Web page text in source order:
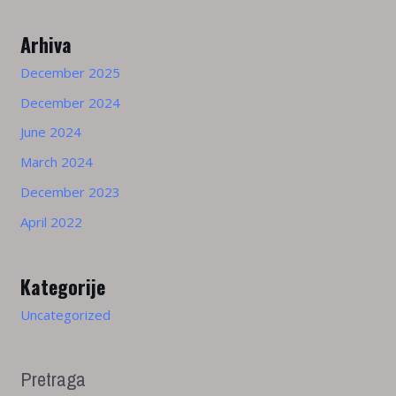
Arhiva
December 2025
December 2024
June 2024
March 2024
December 2023
April 2022
Kategorije
Uncategorized
Pretraga